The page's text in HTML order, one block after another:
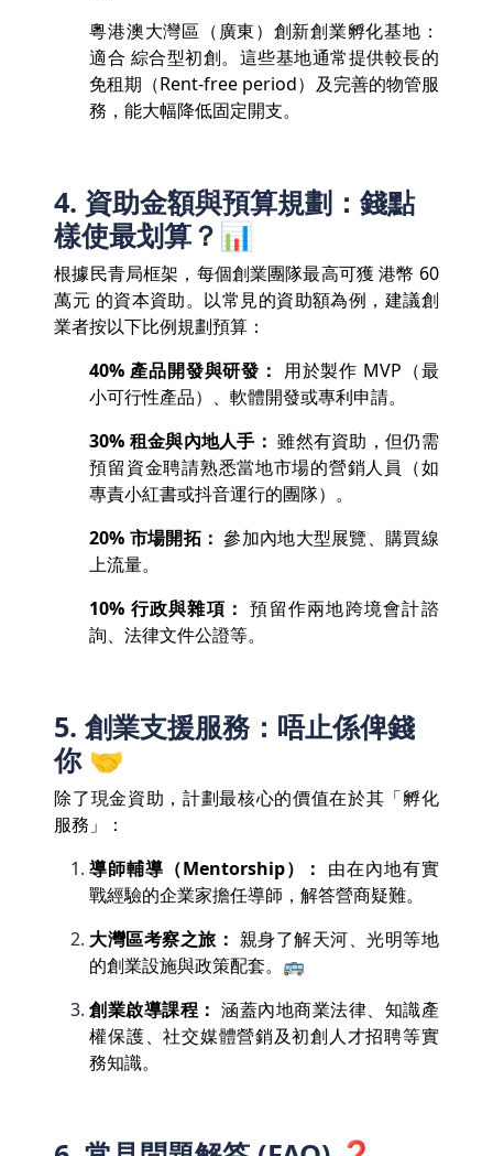
粵港澳大灣區（廣東）創新創業孵化基地：
適合 綜合型初創。這些基地通常提供較長的
免租期（Rent-free period）及完善的物管服
務，能大幅降低固定開支。
4. 資助金額與預算規劃：錢點
樣使最划算？📊
根據民青局框架，每個創業團隊最高可獲 港幣 60
萬元 的資本資助。以常見的資助額為例，建議創
業者按以下比例規劃預算：
40% 產品開發與研發： 用於製作 MVP（最
小可行性產品）、軟體開發或專利申請。
30% 租金與內地人手： 雖然有資助，但仍需
預留資金聘請熟悉當地市場的營銷人員（如
專責小紅書或抖音運行的團隊）。
20% 市場開拓：參加內地大型展覽、購買線
上流量。
10% 行政與雜項： 預留作兩地跨境會計諮
詢、法律文件公證等。
5. 創業支援服務：唔止係俾錢
你 🤝
除了現金資助，計劃最核心的價值在於其「孵化
服務」：
導師輔導（Mentorship）： 由在內地有實
戰經驗的企業家擔任導師，解答營商疑難。
大灣區考察之旅： 親身了解天河、光明等地
的創業設施與政策配套。🚌
創業啟導課程：涵蓋內地商業法律、知識產
權保護、社交媒體營銷及初創人才招聘等實
務知識。